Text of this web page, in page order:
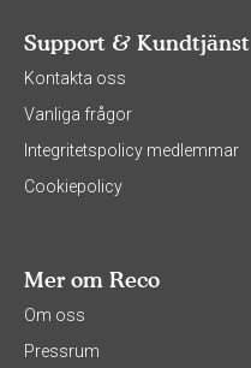
Support & Kundtjänst
Kontakta oss
Vanliga frågor
Integritetspolicy medlemmar
Cookiepolicy
Mer om Reco
Om oss
Pressrum